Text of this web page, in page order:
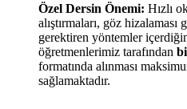
Özel Dersin Önemi: Hızlı
alıştırmaları, göz
gerektiren yöntemler
öğretmenlerimiz tarafından
formatında alınması
sağlamaktadır.